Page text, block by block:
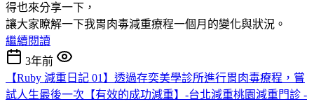
得也來分享一下，
讓大家瞭解一下我胃肉毒減重療程一個月的變化與狀況。
繼續閱讀
3年前
【Ruby 減重日記 01】透過存奕美學診所進行胃肉毒療程，嘗
試人生最後一次【有效的成功減重】-台北減重桃園減重門診 -